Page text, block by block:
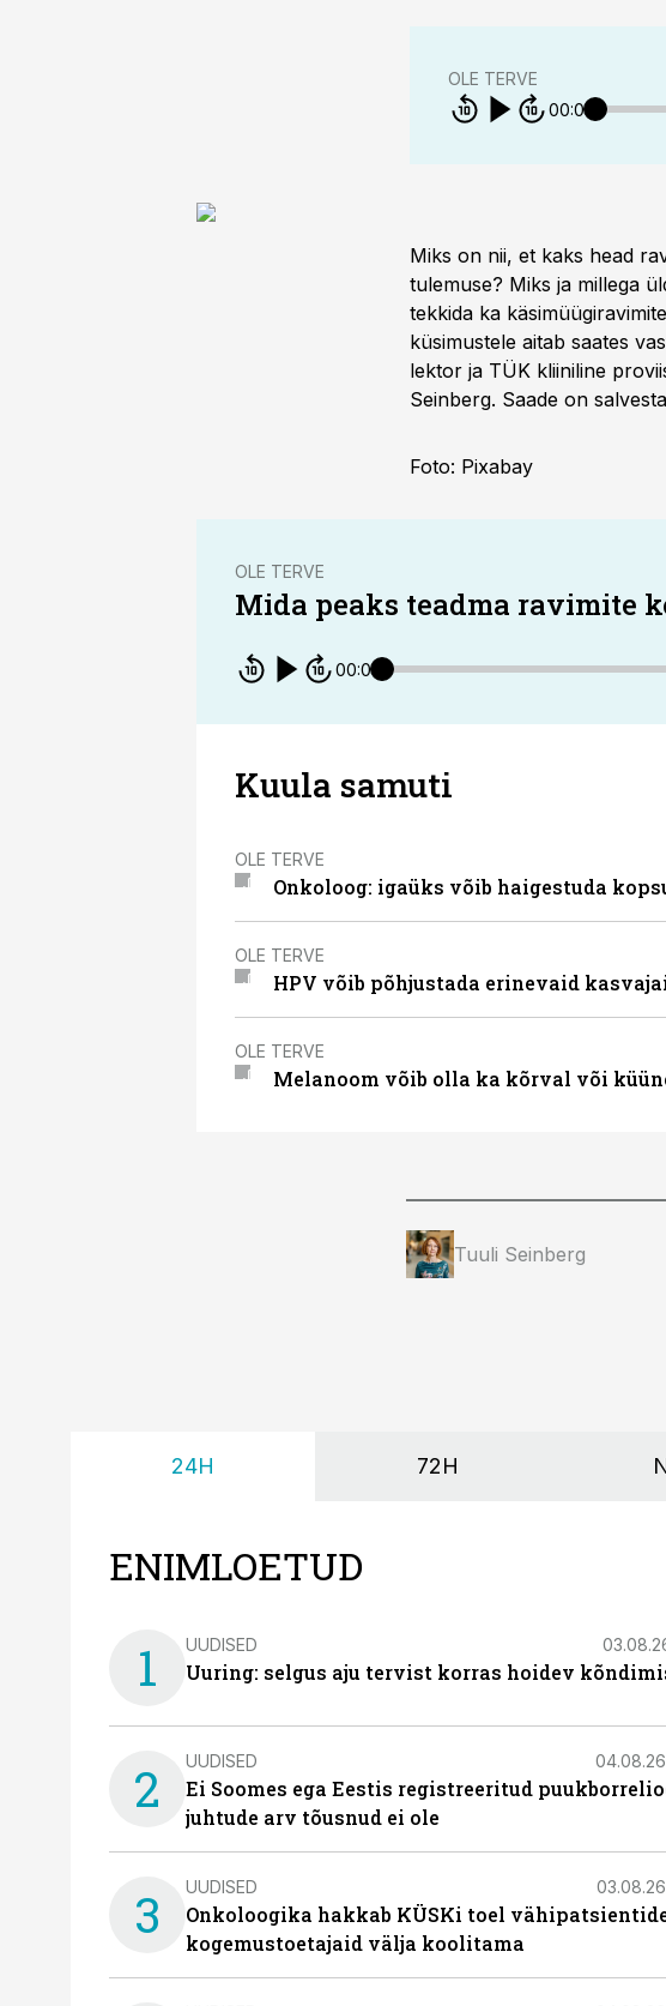
OLE TERVE
00:00
Miks on nii, et kaks head
tulemuse? Miks ja millega
tekkida ka
küsimustele aitab saates
lektor ja TÜK kliiniline
Seinberg. Saade on
Foto: Pixabay
OLE TERVE
Mida peaks teadma ravimite
00:00
Kuula samuti
OLE TERVE
Onkoloog: igaüks võib haigestuda
OLE TERVE
HPV võib põhjustada erinevaid
OLE TERVE
Melanoom võib olla ka kõrval või
Tuuli Seinberg
24H 72H
ENIMLOETUD
1 UUDISED
Uuring: selgus aju tervist korras hoidev
2 UUDISED
Ei Soomes ega Eestis registreeritud
juhtude arv tõusnud ei ole
3 UUDISED
Onkoloogika hakkab KÜSKi toel
kogemustoetajaid välja koolitama